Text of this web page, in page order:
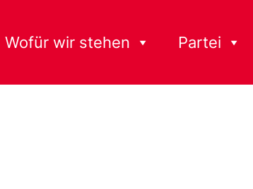
Wofür wir stehen Partei